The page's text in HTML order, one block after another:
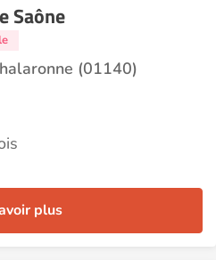
Saône
(01140)
plus